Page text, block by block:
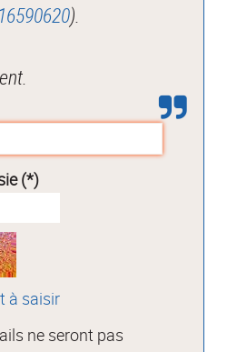
).
(*)
à saisir
ne seront pas